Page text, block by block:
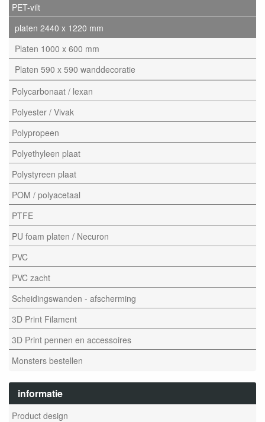
PET-vilt
platen 2440 x 1220 mm
Platen 1000 x 600 mm
Platen 590 x 590 wanddecoratie
Polycarbonaat / lexan
Polyester / Vivak
Polypropeen
Polyethyleen plaat
Polystyreen plaat
POM / polyacetaal
PTFE
PU foam platen / Necuron
PVC
PVC zacht
Scheidingswanden - afscherming
3D Print Filament
3D Print pennen en accessoires
Monsters bestellen
informatie
Product design